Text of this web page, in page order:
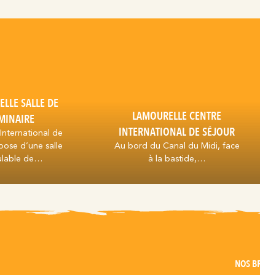
SALLE DE
de
d’une salle
de…
LAMOURELLE CENTRE
INTERNATIONAL DE SÉJOUR
Au bord du Canal du Midi, face
à la bastide,…
NOS